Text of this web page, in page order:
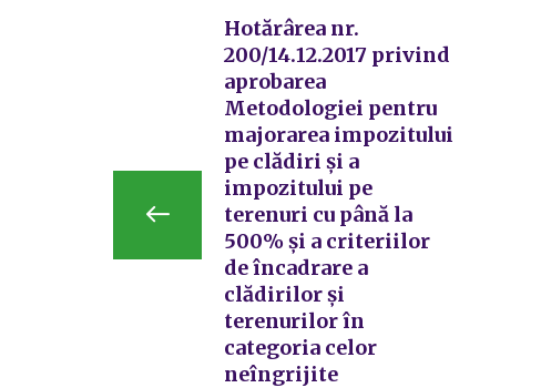
Hotărârea nr.
200/14.12.2017 privind
aprobarea
Metodologiei pentru
majorarea impozitului
pe clădiri și a
impozitului pe
terenuri cu până la
500% și a criteriilor
de încadrare a
clădirilor și
terenurilor în
categoria celor
neîngrijite